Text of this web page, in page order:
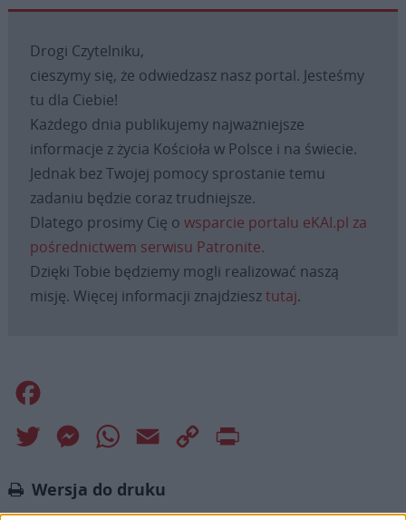
Drogi Czytelniku,
cieszymy się, że odwiedzasz nasz portal. Jesteśmy
tu dla Ciebie!
Każdego dnia publikujemy najważniejsze
informacje z życia Kościoła w Polsce i na świecie.
Jednak bez Twojej pomocy sprostanie temu
zadaniu będzie coraz trudniejsze.
Dlatego prosimy Cię o wsparcie portalu eKAI.pl za
pośrednictwem serwisu Patronite.
Dzięki Tobie będziemy mogli realizować naszą
misję. Więcej informacji znajdziesztutaj.
Twitter MessengerWhatsApp
Email
Copy
Wersja do druku